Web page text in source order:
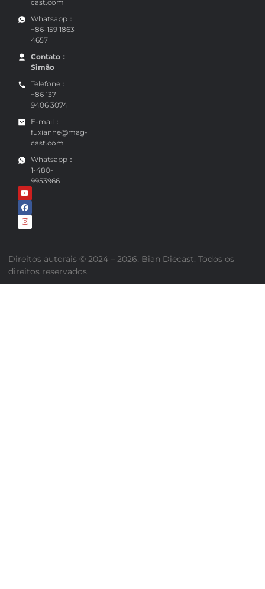
Katherine@mag-
cast.com
Whatsapp：
+86-159 1863
4657
Contato：
Simão
Telefone：
+86 137
9406 3074
E-mail：
fuxianhe@mag-
cast.com
Whatsapp：
1-480-
Direitos autorais © 2024 – 2026, Bian Diecast. Todos os
direitos reservados.